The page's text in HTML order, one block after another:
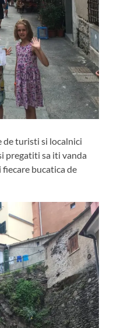
de turisti si localnici
pregatiti sa iti vanda
fiecare bucatica de